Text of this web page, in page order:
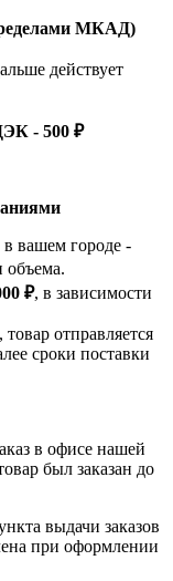
МКАД)
действует
- 500 ₽
в вашем городе -
объема.
₽, в зависимости
, товар отправляется
сроки поставки
в офисе нашей
был заказан до
выдачи заказов
при оформлении